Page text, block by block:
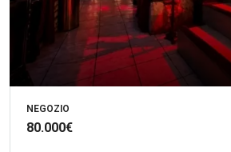
NEGOZIO
80.000€